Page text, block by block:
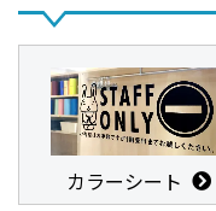
カラーシート